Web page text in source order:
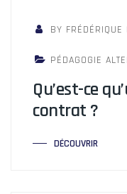
BY FRÉDÉRIQUE
PÉDAGOGIE
Qu’est-ce
contrat ?
DÉCOUVRIR